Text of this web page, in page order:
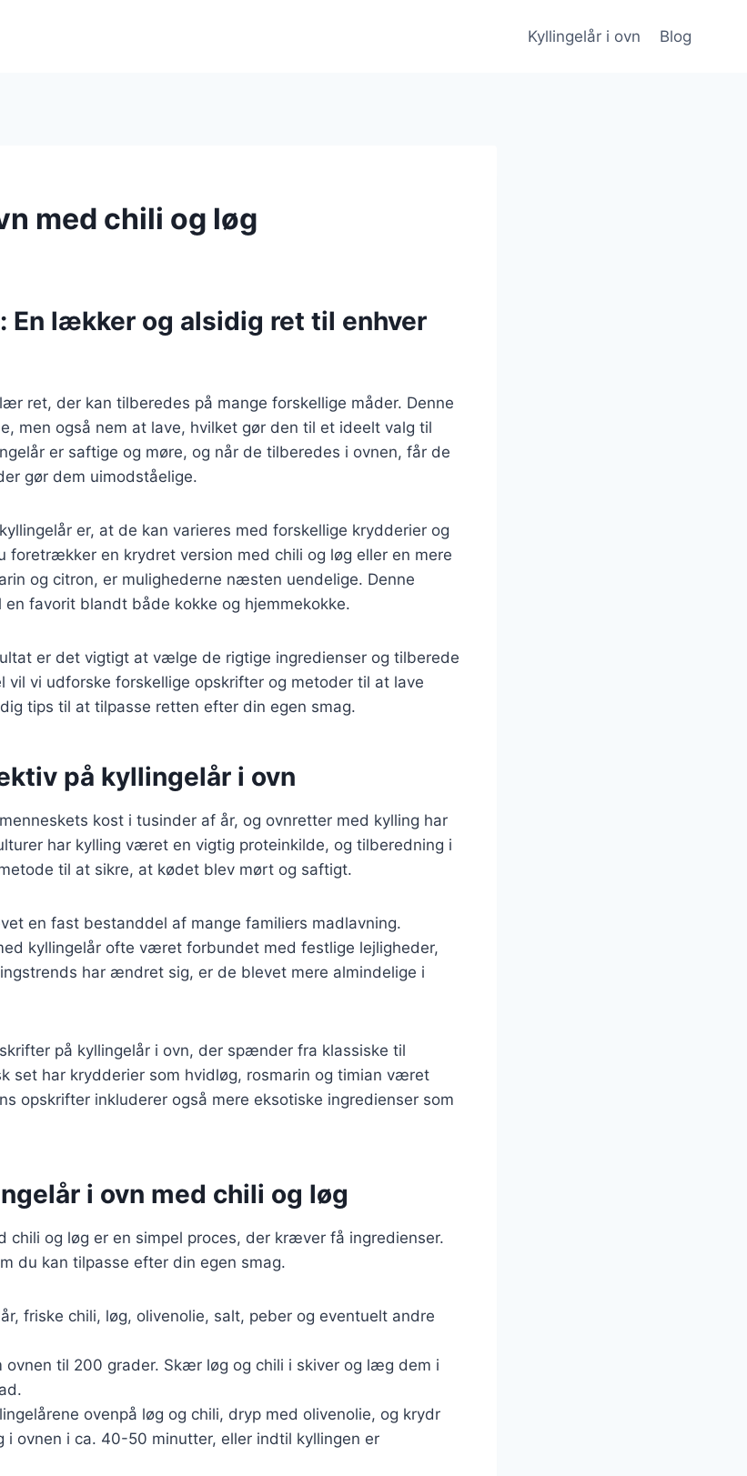
Kyllingelår i ovn Blog
med chili og løg
En lækker og alsidig ret til enhver
ret, der kan tilberedes på mange forskellige måder. Denne
men også nem at lave, hvilket gør den til et ideelt valg til
er saftige og møre, og når de tilberedes i ovnen, får de
gør dem uimodståelige.
er, at de kan varieres med forskellige krydderier og
foretrækker en krydret version med chili og løg eller en mere
og citron, er mulighederne næsten uendelige. Denne
favorit blandt både kokke og hjemmekokke.
er det vigtigt at vælge de rigtige ingredienser og tilberede
vil vi udforske forskellige opskrifter og metoder til at lave
tips til at tilpasse retten efter din egen smag.
på kyllingelår i ovn
kost i tusinder af år, og ovnretter med kylling har
har kylling været en vigtig proteinkilde, og tilberedning i
til at sikre, at kødet blev mørt og saftigt.
en fast bestanddel af mange familiers madlavning.
kyllingelår ofte været forbundet med festlige lejligheder,
har ændret sig, er de blevet mere almindelige i
på kyllingelår i ovn, der spænder fra klassiske til
set har krydderier som hvidløg, rosmarin og timian været
opskrifter inkluderer også mere eksotiske ingredienser som
i ovn med chili og løg
chili og løg er en simpel proces, der kræver få ingredienser.
du kan tilpasse efter din egen smag.
friske chili, løg, olivenolie, salt, peber og eventuelt andre
ovnen til 200 grader. Skær løg og chili i skiver og læg dem i
ovenpå løg og chili, dryp med olivenolie, og krydr
i ovnen i ca. 40-50 minutter, eller indtil kyllingen er